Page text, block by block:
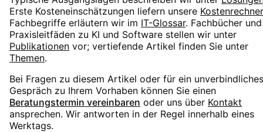
Erste Kosteneinschätzungen liefern unsere Kostenrechner
Fachbegriffe erläutern wir im IT-Glossar. Fachbücher und
Praxisleitfäden zu KI und Software stellen wir unter
Publikationen vor; vertiefende Artikel finden Sie unter
Themen.
Bei Fragen zu diesem Artikel oder für ein unverbindliches
Gespräch zu Ihrem Vorhaben können Sie einen
Beratungstermin vereinbaren oder uns über Kontakt
ansprechen. Wir antworten in der Regel innerhalb eines
Werktags.